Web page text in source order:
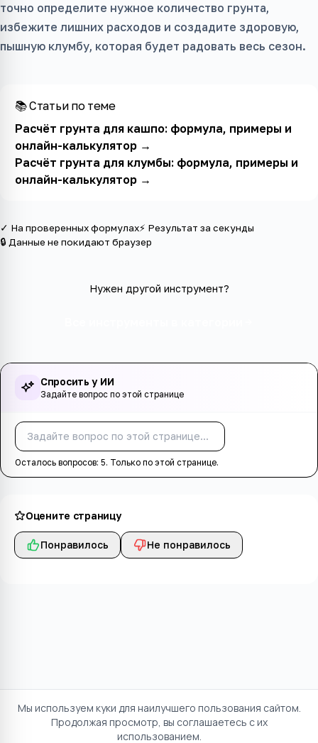
точно определите нужное количество грунта,
избежите лишних расходов и создадите здоровую,
пышную клумбу, которая будет радовать весь сезон.
📚 Статьи по теме
Расчёт грунта для кашпо: формула, примеры и
онлайн-калькулятор→
Расчёт грунта для клумбы: формула, примеры и
онлайн-калькулятор→
✓ На проверенных формулах⚡ Результат за секунды
🔒 Данные не покидают браузер
Нужен другой инструмент?
Спросить у ИИ
Задайте вопрос по этой странице
Осталось вопросов: 5. Только по этой странице.
Оцените страницу
Понравилось Не понравилось
Мы используем куки для наилучшего пользования сайтом.
Продолжая просмотр, вы соглашаетесь с их
использованием.